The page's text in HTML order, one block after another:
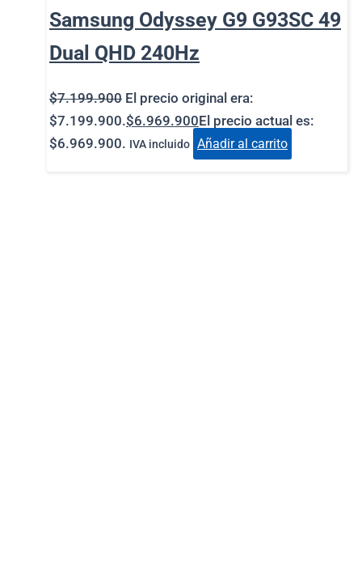
Samsung Odyssey G9 G93SC 49
Dual QHD 240Hz
$7.199.900 El precio original era:
$7.199.900.$6.969.900El precio actual es:
$6.969.900. IVA incluido Añadir al carrito